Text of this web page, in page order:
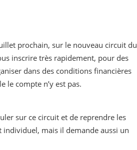
prochain, sur le nouveau circuit du
inscrire très rapidement, pour des
dans des conditions financières
le compte n’y est pas.
sur ce circuit et de reprendre les
individuel, mais il demande aussi un